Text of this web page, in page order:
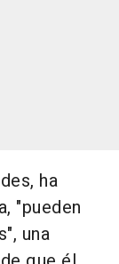
ha
"pueden
una